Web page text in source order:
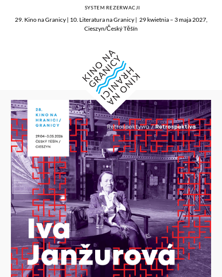
29. Kino na Granicy | 10. Literatura na Granicy | 29 kwietnia – 3 maja 2027,
Cieszyn/Český Těšín
SYSTEM REZERWACJI